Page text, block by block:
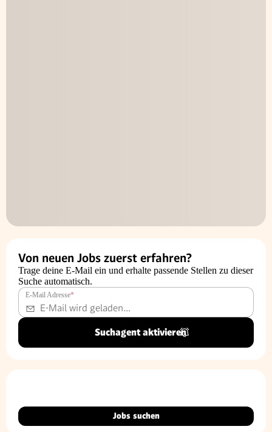
Von neuen Jobs zuerst erfahren?
Trage deine E-Mail ein und erhalte passende Stellen zu dieser
Suche automatisch.
E-Mail Adresse*
Suchagent aktivieren
Jobs suchen